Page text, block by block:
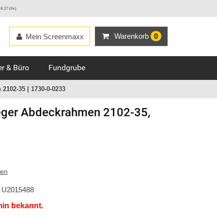
17 Uhr)
Warenkorb 0
Mein Screenmaxx
& Büro Fundgrube
35 | 1730-0-0233
Abdeckrahmen 2102-35,
U2015488
bekannt.